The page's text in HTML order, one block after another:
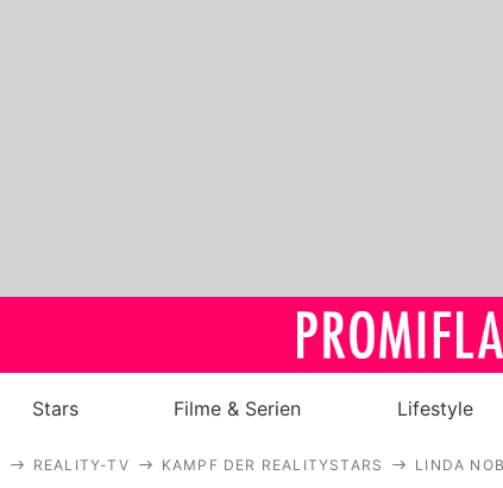
Royals
Stars Filme & Serien Lifestyle
REALITY-TV KAMPF DER REALITYSTARS LINDA